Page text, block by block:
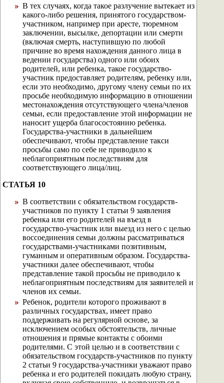
В тех случаях, когда такое разлучение вытекает из
какого-либо решения, принятого государством-
участником, например при аресте, тюремном
заключении, высылке, депортации или смерти
(включая смерть, наступившую по любой
причине во время нахождения данного лица в
ведении государства) одного или обоих
родителей, или ребенка, такое государство-
участник предоставляет родителям, ребенку или,
если это необходимо, другому члену семьи по их
просьбе необходимую информацию в отношении
местонахождения отсутствующего члена/членов
семьи, если предоставление этой информации не
наносит ущерба благосостоянию ребенка.
Государства-участники в дальнейшем
обеспечивают, чтобы представление такси
просьбы само по себе не приводило к
неблагоприятным последствиям для
соответствующего лица/лиц.
СТАТЬЯ 10
В соответствии с обязательством государств-
участников по пункту 1 статьи 9 заявления
ребенка или его родителей на въезд в
государство-участник или выезд из него с целью
воссоединения семьи должны рассматриваться
государствами-участниками позитивным,
гуманным и оперативным образом. Государства-
участники далее обеспечивают, чтобы
представление такой просьбы не приводило к
неблагоприятным последствиям для заявителей и
членов их семьи.
Ребенок, родители которого проживают в
различных государствах, имеет право
поддерживать на регулярной основе, за
исключением особых обстоятельств, личные
отношения и прямые контакты с обоими
родителями. С этой целью и в соответствии с
обязательством государств-участников по пункту
2 статьи 9 государства-участники уважают право
ребенка и его родителей покидать любую страну,